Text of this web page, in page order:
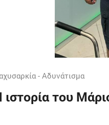
- Αδυνάτισμα
ιστορία του